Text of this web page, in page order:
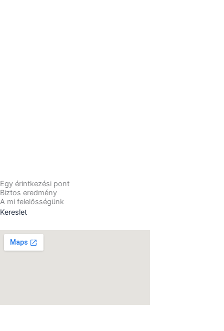
Egy érintkezési pont
Biztos eredmény
A mi felelősségünk
Kereslet